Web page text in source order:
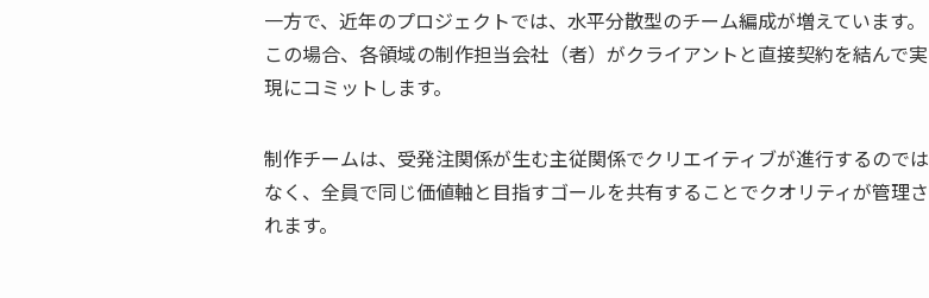
一方で、近年のプロジェクトでは、水平分散型のチーム編成が増えています。
この場合、各領域の制作担当会社（者）がクライアントと直接契約を結んで実
現にコミットします。
制作チームは、受発注関係が生む主従関係でクリエイティブが進行するのでは
なく、全員で同じ価値軸と目指すゴールを共有することでクオリティが管理さ
れます。